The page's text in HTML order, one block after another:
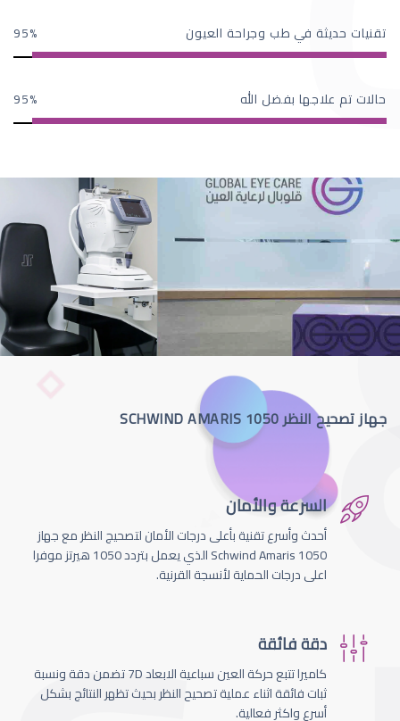
تقنيات حديثة في طب وجراحة العيون 95
حالات تم علاجها بفضل الله 95
جهاز تصحيح النظر SCHWIND AMARIS 1050
السرعة والأمان
أحدث وأسرع تقنية بأعلى درجات الأمان لتصحيج النظر مع جهاز
Schwind Amaris 1050 الذي يعمل بتردد 1050 هيرتز موفرا
اعلى درجات الحماية لأنسجة القرنية.
دقة فائقة
كاميرا تتبع حركة العين سباعية الابعاد 7D تضمن دقة ونسبة
ثبات فائقة اثناء عملية تصحيح النظر بحيث تظهر النتائج بشكل
أسرع واكثر فعالية.